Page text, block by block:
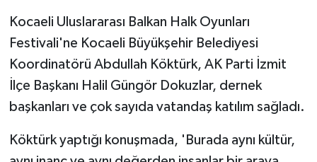
Kocaeli Uluslararası Balkan Halk Oyunları
Festivali'ne Kocaeli Büyükşehir Belediyesi
Koordinatörü Abdullah Köktürk, AK Parti İzmit
İlçe Başkanı Halil Güngör Dokuzlar, dernek
başkanları ve çok sayıda vatandaş katılım sağladı.
Köktürk yaptığı konuşmada, 'Burada aynı kültür,